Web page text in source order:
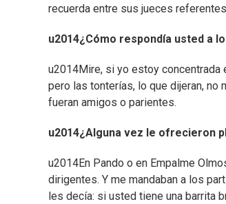
recuerda entre sus jueces
u2014¿Cómo respondía usted a
u2014Mire, si yo estoy concentrada
pero las tonterías, lo que dijeran, no
fueran amigos o parientes.
u2014¿Alguna vez le ofrecieron
u2014En Pando o en Empalme
dirigentes. Y me mandaban a los
les decía: si usted tiene una barrita